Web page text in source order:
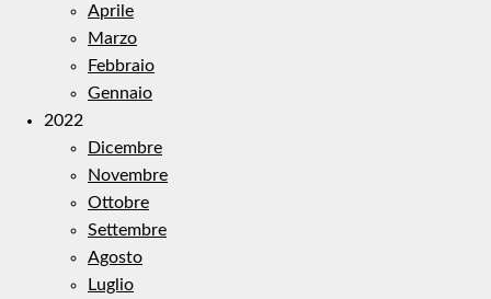
Aprile
Marzo
Febbraio
Gennaio
2022
Dicembre
Novembre
Ottobre
Settembre
Agosto
Luglio